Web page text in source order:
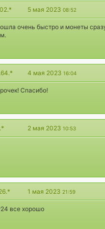
5 мая 2023 08:52
очень быстро и монеты
4 мая 2023 16:04
Спасибо!
2 мая 2023 10:53
1 мая 2023 21:59
все хорошо